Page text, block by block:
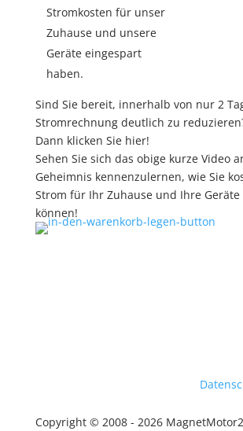
Stromkosten für unser
Zuhause und unsere
Geräte eingespart
haben.
Sind Sie bereit, innerhalb von nur 2
Stromrechnung deutlich zu
Dann klicken Sie hier!
Sehen Sie sich das obige kurze Video
Geheimnis kennenzulernen, wie Sie
Strom für Ihr Zuhause und Ihre Geräte
können!
Copyright © 2008 - 2026